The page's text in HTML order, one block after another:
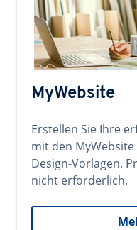
MyWebsite
Erstellen Sie Ihre
mit den
Design-Vorlagen.
nicht erforderlich.